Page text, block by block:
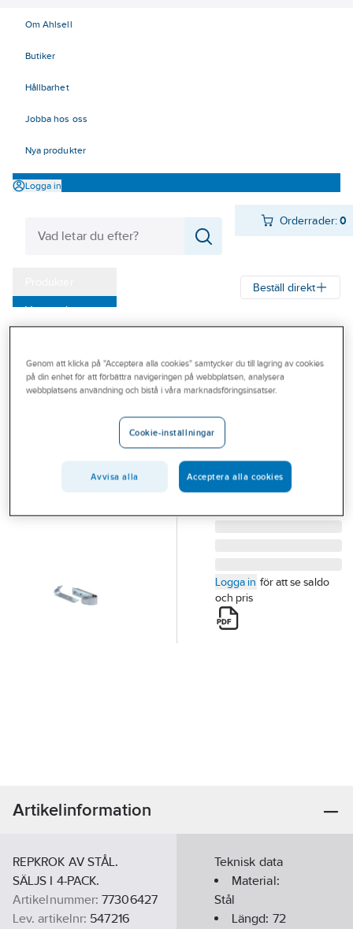
Om Ahlsell
Butiker
Hållbarhet
Jobba hos oss
Nya produkter
Logga in
Orderrader:0
Varumärken
Outlet
Branscher
Beställ direkt
CJ
72X20MM 4ST
Artikelnummer:
Lev. artikelnr: 547216
Logga in för att se saldo
och pris
Artikelinformation
REPKROK AV STÅL.
SÄLJS I 4-PACK.
Artikelnummer: 77306427
Lev. artikelnr: 547216
Teknisk data
Material:
Stål
Längd: 72
Genom att klicka på "Acceptera alla cookies" samtycker du till lagring av cookies
på din enhet för att förbättra navigeringen på webbplatsen, analysera
webbplatsens användning och bistå i våra marknadsföringsinsatser.
Cookie-inställningar
Avvisa alla Acceptera alla cookies